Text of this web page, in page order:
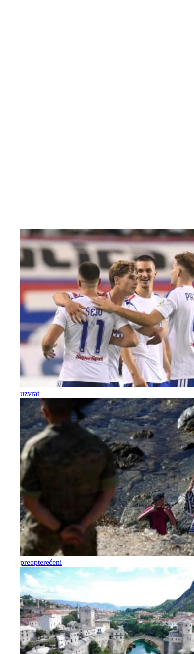
uzvrat
preopterećeni